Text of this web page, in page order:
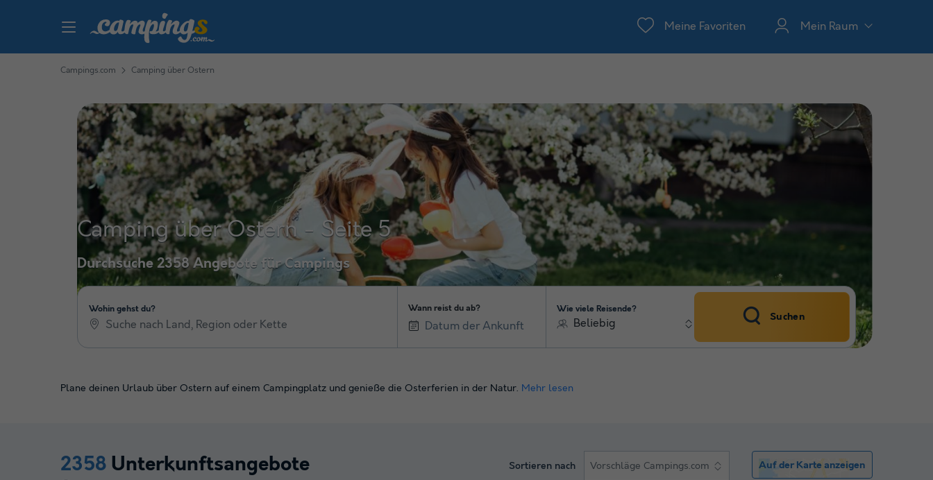
Meine Favoriten Mein Raum
Campings.com Camping über Ostern
Camping über Ostern - Seite 5
Durchsuche 2358 Angebote für Campings
Wohin gehst du? Wann reist du ab? Wie viele Reisende?
Beliebig
Suchen
Plane deinen Urlaub über Ostern auf einem Campingplatz und genieße die Osterferien in der Natur. Mehr lesen
2358 Unterkunftsangebote Sortieren nach Vorschläge Campings.com Auf der Karte anzeigen